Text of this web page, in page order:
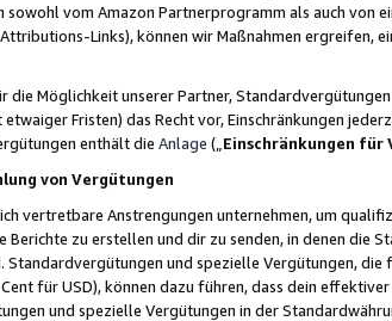
sowohl vom Amazon Partnerprogramm als auch von
Links), können wir Maßnahmen ergreifen,
die Möglichkeit unserer Partner,
Fristen) das Recht vor, Einschränkungen
enthält die Anlage („ Einschränkungen für
von Vergütungen
vertretbare Anstrengungen unternehmen, um
Berichte zu erstellen und dir zu senden, in denen die
Standardvergütungen und spezielle Vergütungen,
für USD), können dazu führen, dass dein
und spezielle Vergütungen in der